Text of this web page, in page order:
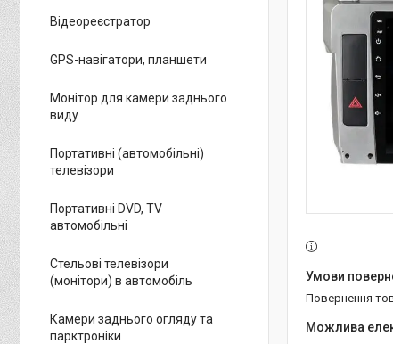
повернення
Відеореєстратор
GPS-навігатори, планшети
Монітор для камери заднього
виду
Портативні (автомобільні)
телевізори
Портативні DVD, TV
автомобільні
Стельові телевізори
(монітори) в автомобіль
Камери заднього огляду та
парктроніки